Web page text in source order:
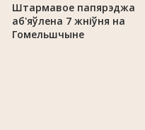
Штармавое
аб'яўлена 7 жніўня на
Гомельшчыне